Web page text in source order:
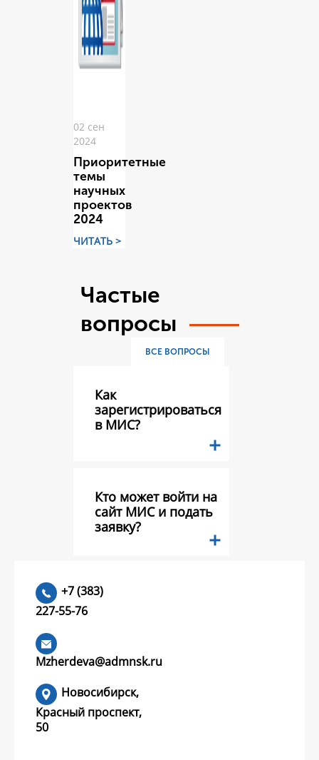
02 сен
2024
Приоритетные
темы
научных
проектов
2024
ЧИТАТЬ >
Частые
вопросы
ВСЕ ВОПРОСЫ
Как
зарегистрироваться
в МИС?
Кто может войти на
сайт МИС и подать
заявку?
Какие документы
+7 (383)
227-55-76
Mzherdeva@admnsk.ru
Новосибирск,
Красный проспект,
50